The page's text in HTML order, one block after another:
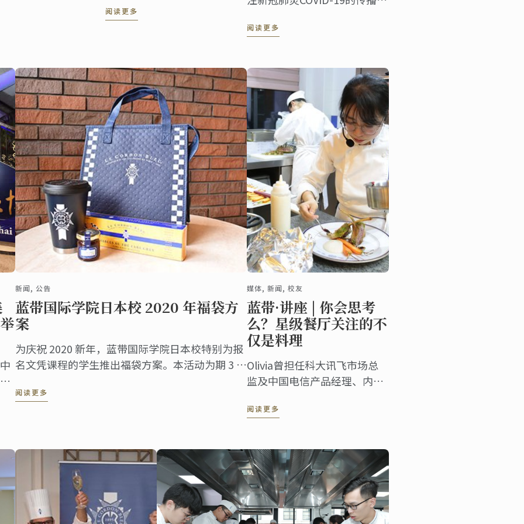
阅读更多
效措施来预防病毒的感染。
阅读更多
新闻, 公告
蓝带国际学院日本校 2020 年福袋方
案
为庆祝 2020 新年，蓝带国际学院日本校特别为报
名文凭课程的学生推出福袋方案。本活动为期 3 个
阅读更多
媒体, 新闻, 校友
蓝带·讲座 | 你会思考
么？星级餐厅关注的不
仅是料理
Olivia曾担任科大讯飞市场总
监及中国电信产品经理、内训
后，她远赴蓝带巴黎学习料
阅读更多